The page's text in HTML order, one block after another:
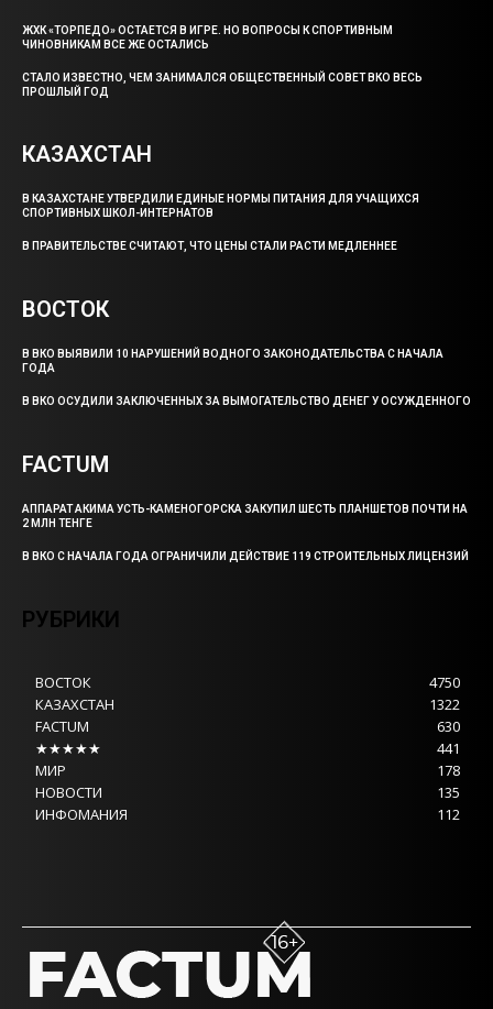
ЖХК «ТОРПЕДО» ОСТАЕТСЯ В ИГРЕ. НО ВОПРОСЫ К СПОРТИВНЫМ
ЧИНОВНИКАМ ВСЕ ЖЕ ОСТАЛИСЬ
СТАЛО ИЗВЕСТНО, ЧЕМ ЗАНИМАЛСЯ ОБЩЕСТВЕННЫЙ СОВЕТ ВКО ВЕСЬ
ПРОШЛЫЙ ГОД
КАЗАХСТАН
В КАЗАХСТАНЕ УТВЕРДИЛИ ЕДИНЫЕ НОРМЫ ПИТАНИЯ ДЛЯ УЧАЩИХСЯ
СПОРТИВНЫХ ШКОЛ-ИНТЕРНАТОВ
В ПРАВИТЕЛЬСТВЕ СЧИТАЮТ, ЧТО ЦЕНЫ СТАЛИ РАСТИ МЕДЛЕННЕЕ
ВОСТОК
В ВКО ВЫЯВИЛИ 10 НАРУШЕНИЙ ВОДНОГО ЗАКОНОДАТЕЛЬСТВА С НАЧАЛА
ГОДА
В ВКО ОСУДИЛИ ЗАКЛЮЧЕННЫХ ЗА ВЫМОГАТЕЛЬСТВО ДЕНЕГ У ОСУЖДЕННОГО
FACTUM
АППАРАТ АКИМА УСТЬ-КАМЕНОГОРСКА ЗАКУПИЛ ШЕСТЬ ПЛАНШЕТОВ ПОЧТИ НА
2 МЛН ТЕНГЕ
В ВКО С НАЧАЛА ГОДА ОГРАНИЧИЛИ ДЕЙСТВИЕ 119 СТРОИТЕЛЬНЫХ ЛИЦЕНЗИЙ
РУБРИКИ
ВОСТОК
4750
КАЗАХСТАН
1322
FACTUM
630
★★★★★
441
МИР
178
НОВОСТИ
135
ИНФОМАНИЯ
112